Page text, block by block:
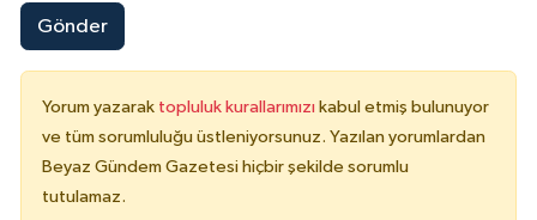
Gönder
Yorum yazarak topluluk kurallarımızı kabul etmiş bulunuyor
ve tüm sorumluluğu üstleniyorsunuz. Yazılan yorumlardan
Beyaz Gündem Gazetesi hiçbir şekilde sorumlu
tutulamaz.